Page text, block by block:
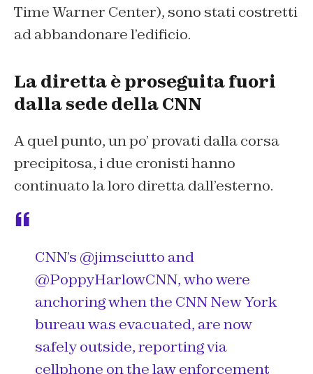
Time Warner Center), sono stati costretti
ad abbandonare l’edificio.
La diretta è proseguita fuori
dalla sede della CNN
A quel punto, un po’ provati dalla corsa
precipitosa, i due cronisti hanno
continuato la loro diretta dall’esterno.
CNN’s @jimsciutto and
@PoppyHarlowCNN, who were
anchoring when the CNN New York
bureau was evacuated, are now
safely outside, reporting via
cellphone on the law enforcement